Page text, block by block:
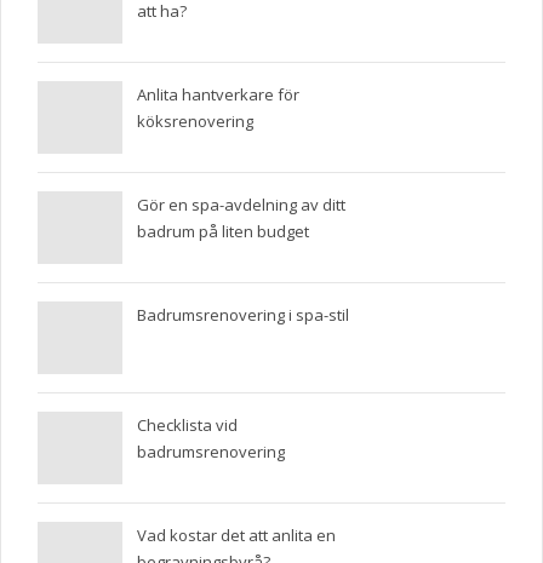
att ha?
Anlita hantverkare för
köksrenovering
Gör en spa-avdelning av ditt
badrum på liten budget
Badrumsrenovering i spa-stil
Checklista vid
badrumsrenovering
Vad kostar det att anlita en